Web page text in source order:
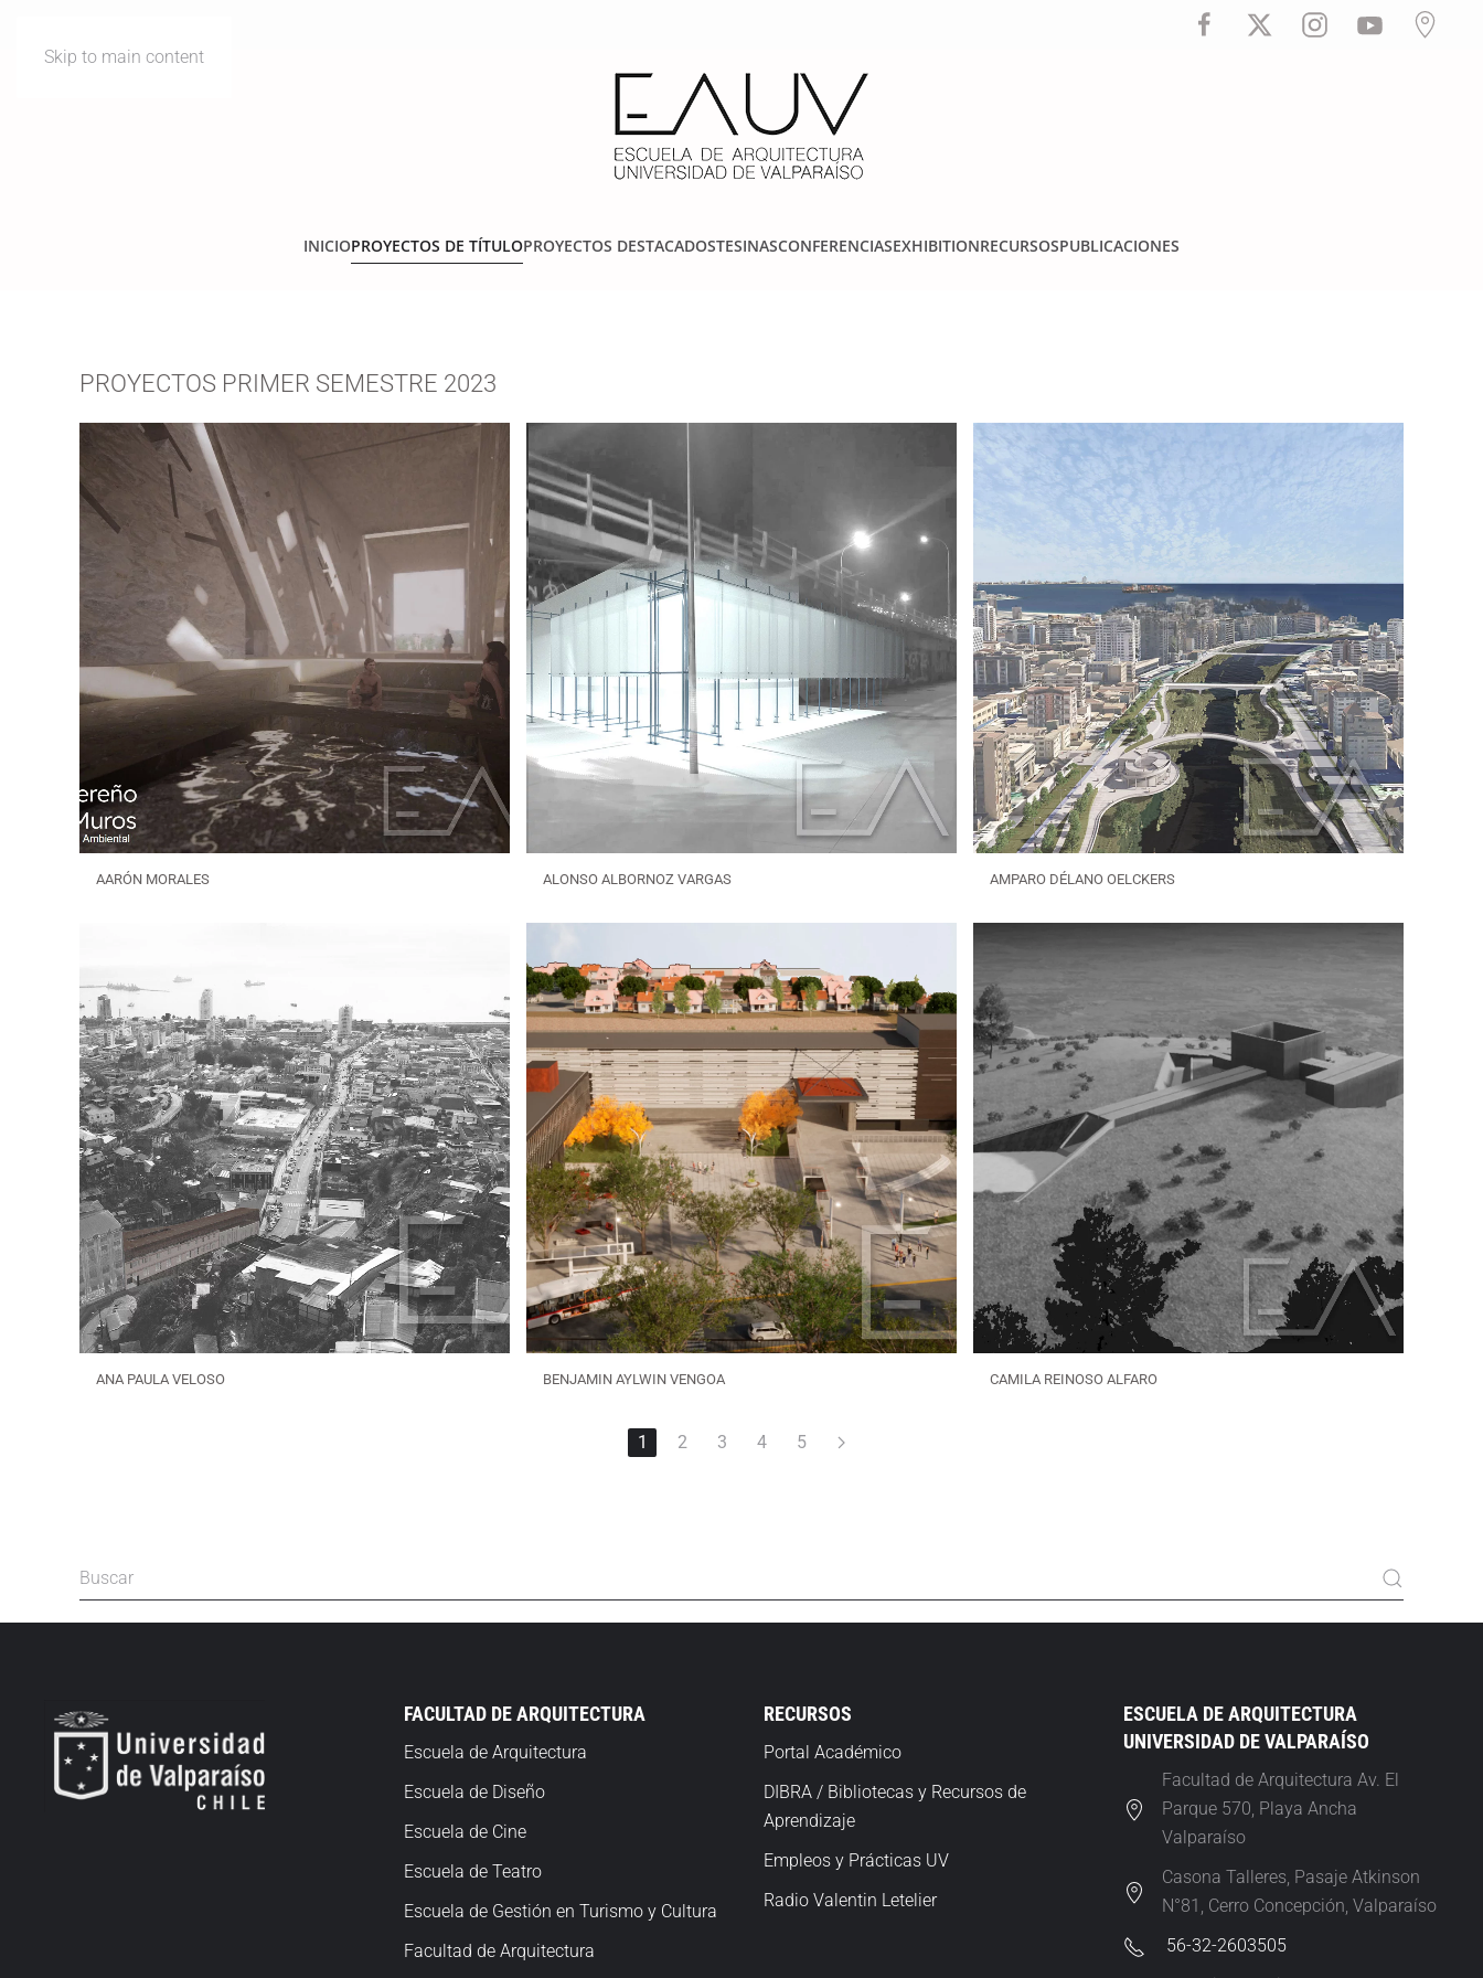
Skip to main content
INICIOPROYECTOS DE TÍTULOPROYECTOS DESTACADOSTESINASCONFERENCIASEXHIBITIONRECURSOSPUBLICACIONES
PROYECTOS PRIMER SEMESTRE 2023
AARÓN MORALES ALONSO ALBORNOZ VARGAS AMPARO DÉLANO OELCKERS
ANA PAULA VELOSO BENJAMIN AYLWIN VENGOA CAMILA REINOSO ALFARO
1 2 3 4 5
FACULTAD DE ARQUITECTURA
Escuela de Arquitectura
Escuela de Diseño
Escuela de Cine
Escuela de Teatro
Escuela de Gestión en Turismo y Cultura
Facultad de Arquitectura
RECURSOS
Portal Académico
DIBRA / Bibliotecas y Recursos de
Aprendizaje
Empleos y Prácticas UV
Radio Valentin Letelier
ESCUELA DE ARQUITECTURA
UNIVERSIDAD DE VALPARAÍSO
Facultad de Arquitectura Av. El
Parque 570, Playa Ancha
Valparaíso
Casona Talleres, Pasaje Atkinson
N°81, Cerro Concepción, Valparaíso
56-32-2603505